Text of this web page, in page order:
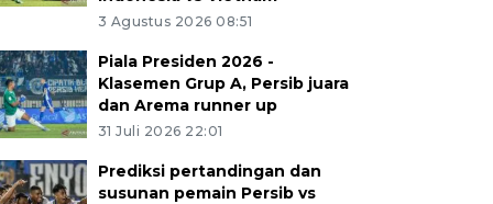
3 Agustus 2026 08:51
Piala Presiden 2026 -
Klasemen Grup A, Persib juara
dan Arema runner up
31 Juli 2026 22:01
Prediksi pertandingan dan
susunan pemain Persib vs